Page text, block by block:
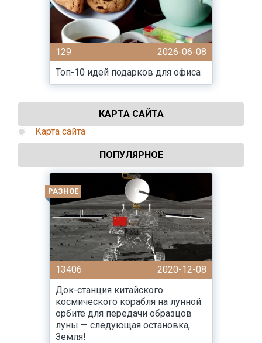
129
2026-06-08
Топ-10 идей подарков для офиса
КАРТА САЙТА
Карта сайта
ПОПУЛЯРНОЕ
РАЗНОЕ
13406
2020-12-08
Док-станция китайского
космического корабля на лунной
орбите для передачи образцов
луны — следующая остановка,
Земля!